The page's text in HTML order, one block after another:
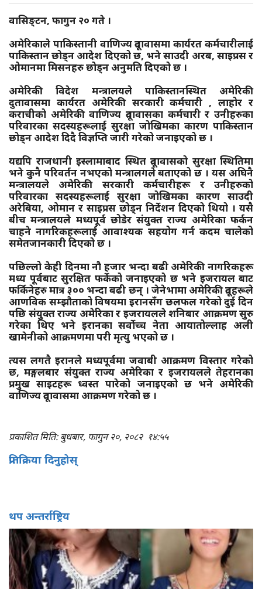
वासिङ्टन, फागुन २० गते ।
अमेरिकाले पाकिस्तानी वाणिज्य दूतावासमा कार्यरत कर्मचारीलाई
पाकिस्तान छोड्न आदेश दिएको छ, भने साउदी अरब, साइप्रस र
ओमानमा मिसनहरु छोड्न अनुमति दिएको छ ।
अमेरिकी विदेश मन्त्रालयले पाकिस्तानस्थित अमेरिकी
दुतावासमा कार्यरत अमेरिकी सरकारी कर्मचारी , लाहोर र
कराचीको अमेरिकी वाणिज्य दूतावासका कर्मचारी र उनीहरुका
परिवारका सदस्यहरूलाई सुरक्षा जोखिमका कारण पाकिस्तान
छोड्न आदेश दिदै विज्ञप्ति जारी गरेको जनाइएको छ ।
यद्यपि राजधानी इस्लामाबाद स्थित दूतावासको सुरक्षा स्थितिमा
भने कुनै परिवर्तन नभएको मन्त्रालगले बताएको छ । यस अघिनै
मन्त्रालयले अमेरिकी सरकारी कर्मचारीहरू र उनीहरुको
परिवारका सदस्यहरूलाई सुरक्षा जोखिमका कारण साउदी
अरेबिया, ओमान र साइप्रस छोड्न निर्देशन दिएको थियो । यसै
बीच मन्त्रालयले मध्यपूर्व छोडेर संयुक्त राज्य अमेरिका फर्कन
चाहने नागरिकहरूलाई आवाश्यक सहयोग गर्न कदम चालेको
समेतजानकारी दिएको छ ।
पछिल्लो केही दिनमा नौ हजार भन्दा बढी अमेरिकी नागरिकहरू
मध्य पूर्वबाट सुरक्षित फर्केको जनाइएको छ भने इजरायल बाट
फर्किनेहरु मात्र ३०० भन्दा बढी छन् । जेनेभामा अमेरिकी दूतहरूले
आणविक सम्झौताको विषयमा इरानसँग छलफल गरेको दुई दिन
पछि संयुक्त राज्य अमेरिका र इजरायलले शनिबार आक्रमण सुरु
गरेका थिए भने इरानका सर्वोच्च नेता आयातोल्लाह अली
खामेनीको आक्रमणमा परी मृत्यु भएको छ ।
त्यस लगतै इरानले मध्यपूर्वमा जवाबी आक्रमण विस्तार गरेको
छ, मङ्गलबार संयुक्त राज्य अमेरिका र इजरायलले तेहरानका
प्रमुख साइटहरू ध्वस्त पारेको जनाइएको छ भने अमेरिकी
वाणिज्य दूतावासमा आक्रमण गरेको छ ।
प्रकाशित मिति: बुधबार, फागुन २०, २०८२ १४:५५
प्रतिक्रिया दिनुहोस्
थप अन्तर्राष्ट्रिय